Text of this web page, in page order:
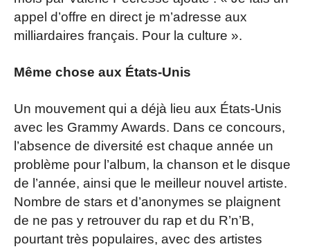
appel d’offre en direct je m’adresse aux
milliardaires français. Pour la culture ».
Même chose aux États-Unis
Un mouvement qui a déjà lieu aux États-Unis
avec les Grammy Awards. Dans ce concours,
l’absence de diversité est chaque année un
problème pour l’album, la chanson et le disque
de l’année, ainsi que le meilleur nouvel artiste.
Nombre de stars et d’anonymes se plaignent
de ne pas y retrouver du rap et du R’n’B,
pourtant très populaires, avec des artistes